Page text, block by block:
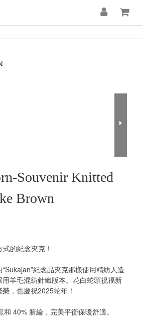
Souvenir Knitted
Brown
的紀念夾克！
紀念品夾克那樣使用精紡人造
羊毛混紡針織版本。花白蛇頭祝福新
，也慶祝2025蛇年！
40% 腈綸，完美平衡保暖舒適。